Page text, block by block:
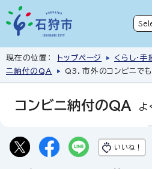
現在の位置： トップページ くらし・手
ニ納付のQA
Q3．市外のコンビニで
コンビニ納付のQA よ
いいね！